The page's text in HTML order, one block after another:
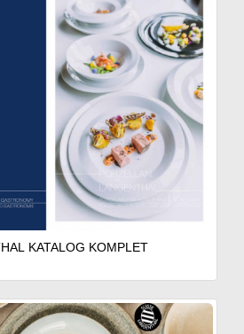
KATALOG KOMPLET